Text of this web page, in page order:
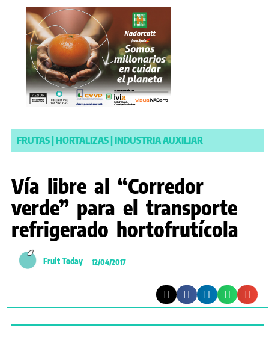
FRUTAS|HORTALIZAS|INDUSTRIA AUXILIAR
Vía libre al “Corredor
verde” para el transporte
refrigerado hortofrutícola
Fruit Today 12/04/2017